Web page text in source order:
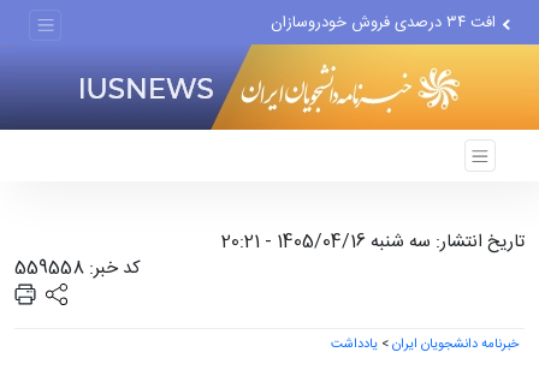
افت ۳۴ درصدی فروش خودروسازان
علل مرگ زنان در ایران
اعتراف رسانه‌های خارجی به...
تاریخ انتشار: سه شنبه 1405/04/16 - 20:21
کد خبر: 559558
خبرنامه دانشجویان ایران> یادداشت